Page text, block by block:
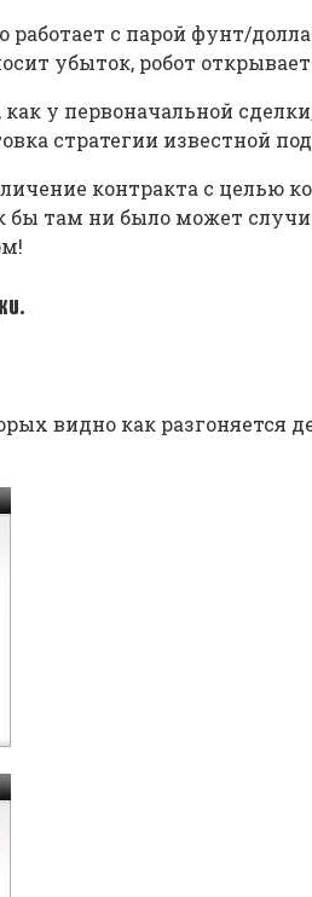
работает с парой фунт/
убыток, робот
у первоначальной
стратегии известной
контракта с
там ни было может
видно как разгоняется